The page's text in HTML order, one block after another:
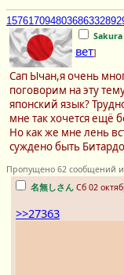
Sakura
вет]
Сап Ычан,я очень
поговорим на эту
японский язык?
мне так хочется ещё
Но как же мне лень
суждено быть
Пропущено 62 сообщений
名無しさん Сб 02
>>27363